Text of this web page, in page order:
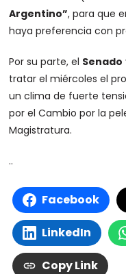
Argentino”, para que
haya preferencia con
Por su parte, el Senado
tratar el miércoles el
un clima de fuerte
por el Cambio por la
Magistratura.
..
Facebook
LinkedIn
Copy Link